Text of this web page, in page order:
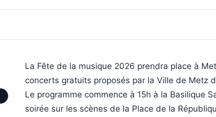
La Fête de la musique 2026 prendra place à
concerts gratuits proposés par la Ville de Metz
Le programme commence à 15h à la Basilique
soirée sur les scènes de la Place de la